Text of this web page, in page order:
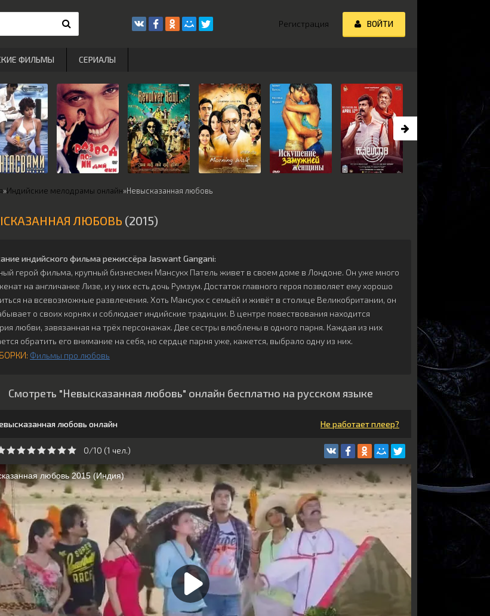
»Индийские мелодрамы онлайн»Невысказанная любовь
ЛЮБОВЬ (2015)
индийского фильма режиссёра Jaswant Gangani:
герой фильма, крупный бизнесмен Мансукх Патель живет в своем доме в Лондоне. Он уже много
на англичанке Лизе, и у них есть дочь Румзум. Достаток главного героя позволяет ему хорошо
на всевозможные развлечения. Хоть Мансукх с семьёй и живёт в столице Великобритании, он
о своих корнях и соблюдает индийские традиции. В центре повествования находится
любви, завязанная на трёх персонажах. Две сестры влюблены в одного парня. Каждая из них
обратить его внимание на себя, но сердце парня уже, кажется, выбрало одну из них.
Фильмы про любовь
Смотреть "Невысказанная любовь" онлайн бесплатно на русском языке
любовь онлайн Не работает плеер?
0/10 (1 чeл.)
Регистрация ВОЙТИ
ФИЛЬМЫ СЕРИАЛЫ